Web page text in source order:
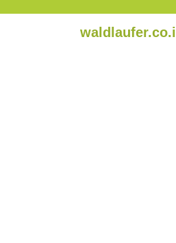
waldlaufer.co.il